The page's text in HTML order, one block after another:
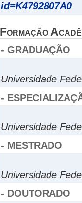
id=K4792807A0
Formação
- GRADUAÇÃO
Universidade
-
Universidade
- MESTRADO
Universidade
- DOUTORADO